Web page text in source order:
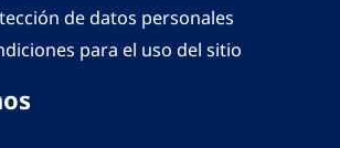
de datos personales
para el uso del sitio